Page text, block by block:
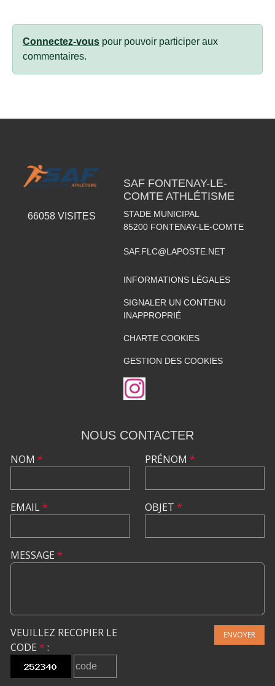
Connectez-vous pour pouvoir participer aux
commentaires.
66058VISITES
SAF FONTENAY-LE-
COMTE ATHLÉTISME
STADE MUNICIPAL
85200 FONTENAY-LE-COMTE
SAF.FLC@LAPOSTE.NET
INFORMATIONS LÉGALES
SIGNALER UN CONTENU
INAPPROPRIÉ
CHARTE COOKIES
GESTION DES COOKIES
NOUS CONTACTER
NOM *
EMAIL*
PRÉNOM *
OBJET *
MESSAGE *
VEUILLEZ RECOPIER LE
CODE * :
ENVOYER